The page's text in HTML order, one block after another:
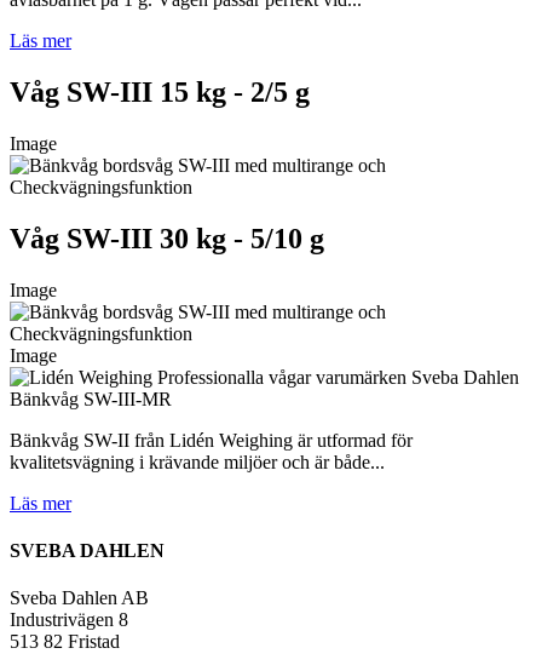
Läs mer
Våg SW-III 15 kg - 2/5 g
Image
Våg SW-III 30 kg - 5/10 g
Image
Image
Bänkvåg SW-III-MR
Bänkvåg SW-II från Lidén Weighing är utformad för
kvalitetsvägning i krävande miljöer och är både...
Läs mer
SVEBA DAHLEN
Sveba Dahlen AB
Industrivägen 8
513 82 Fristad